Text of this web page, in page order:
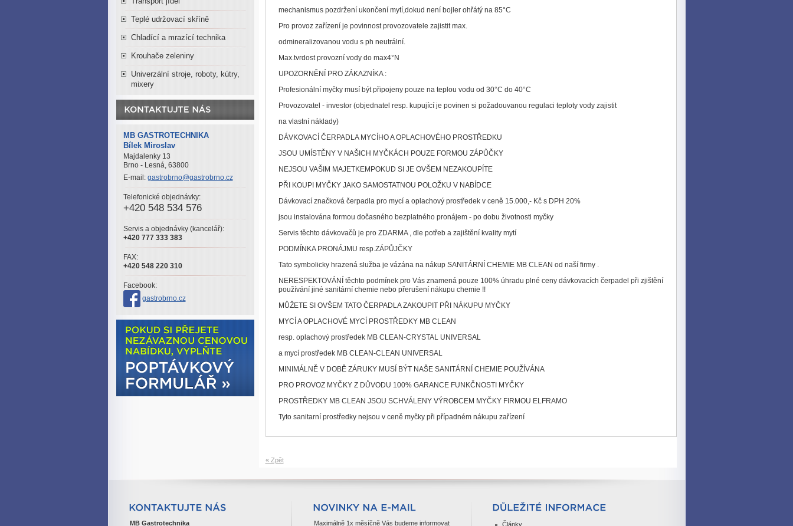
Teplé udržovací skříně
Chladící a mrazící technika
Krouhače zeleniny
Univerzální stroje, roboty, kútry,
mixery
MB GASTROTECHNIKA
Bílek Miroslav
Majdalenky 13
Brno - Lesná, 63800
E-mail: gastrobrno@gastrobrno.cz
Telefonické objednávky:
+420 548 534 576
Servis a objednávky (kancelář):
+420 777 333 383
FAX:
+420 548 220 310
Facebook:
gastrobrno.cz
mechanismus pozdržení ukončení mytí,dokud není bojler ohřátý na 85°C
Pro provoz zařízení je povinnost provozovatele zajistit max.
odmineralizovanou vodu s ph neutrální.
Max.tvrdost provozní vody do max4°N
UPOZORNĚNÍ PRO ZÁKAZNÍKA :
Profesionální myčky musí být připojeny pouze na teplou vodu od 30°C do 40°C
Provozovatel - investor (objednatel resp. kupující je povinen si požadouvanou regulaci teploty vody zajistit
na vlastní náklady)
DÁVKOVACÍ ČERPADLA MYCÍHO A OPLACHOVÉHO PROSTŘEDKU
JSOU UMÍSTĚNY V NAŠICH MYČKÁCH POUZE FORMOU ZÁPŮČKY
NEJSOU VAŠIM MAJETKEMPOKUD SI JE OVŠEM NEZAKOUPÍTE
PŘI KOUPI MYČKY JAKO SAMOSTATNOU POLOŽKU V NABÍDCE
Dávkovací značková čerpadla pro mycí a oplachový prostředek v ceně 15.000,- Kč s DPH 20%
jsou instalována formou dočasného bezplatného pronájem - po dobu životnosti myčky
Servis těchto dávkovačů je pro ZDARMA , dle potřeb a zajištění kvality mytí
PODMÍNKA PRONÁJMU resp.ZÁPŮJČKY
Tato symbolicky hrazená služba je vázána na nákup SANITÁRNÍ CHEMIE MB CLEAN od naší firmy .
NERESPEKTOVÁNÍ těchto podmínek pro Vás znamená pouze 100% úhradu plné ceny dávkovacích čerpadel při zjištění
používání jiné sanitární chemie nebo přerušení nákupu chemie !!
MŮŽETE SI OVŠEM TATO ČERPADLA ZAKOUPIT PŘI NÁKUPU MYČKY
MYCÍ A OPLACHOVÉ MYCÍ PROSTŘEDKY MB CLEAN
resp. oplachový prostředek MB CLEAN-CRYSTAL UNIVERSAL
a mycí prostředek MB CLEAN-CLEAN UNIVERSAL
MINIMÁLNĚ V DOBĚ ZÁRUKY MUSÍ BÝT NAŠE SANITÁRNÍ CHEMIE POUŽÍVÁNA
PRO PROVOZ MYČKY Z DŮVODU 100% GARANCE FUNKČNOSTI MYČKY
PROSTŘEDKY MB CLEAN JSOU SCHVÁLENY VÝROBCEM MYČKY FIRMOU ELFRAMO
Tyto sanitarní prostředky nejsou v ceně myčky při případném nákupu zařízení
« Zpět
MB Gastrotechnika Maximálně 1x měsíčně Vás budeme informovat Články